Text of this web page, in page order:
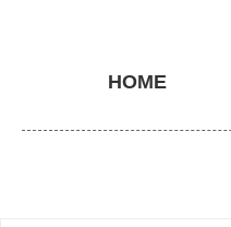
HOME